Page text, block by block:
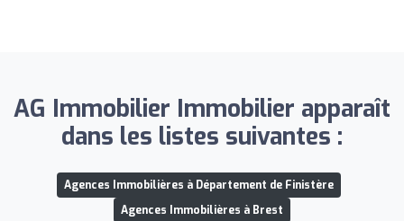
AG Immobilier Immobilier apparaît
dans les listes suivantes :
Agences Immobilières à Département de Finistère
Agences Immobilières à Brest